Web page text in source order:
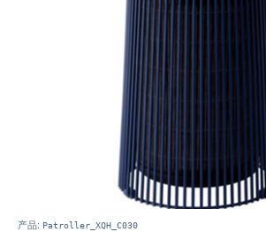
产品: Patroller_XQH_C030